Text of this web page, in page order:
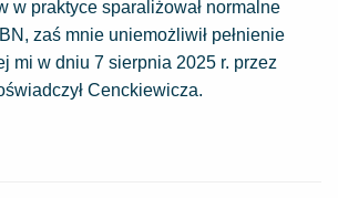
w praktyce sparaliżował normalne
zaś mnie uniemożliwił pełnienie
mi w dniu 7 sierpnia 2025 r. przez
Cenckiewicza.